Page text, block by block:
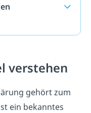
verstehen
gehört zum
ein bekanntes